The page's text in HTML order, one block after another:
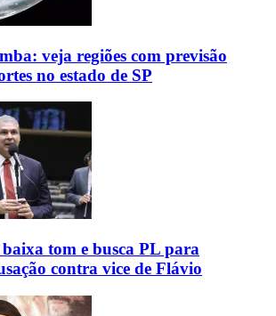
veja regiões com previsão
no estado de SP
tom e busca PL para
contra vice de Flávio